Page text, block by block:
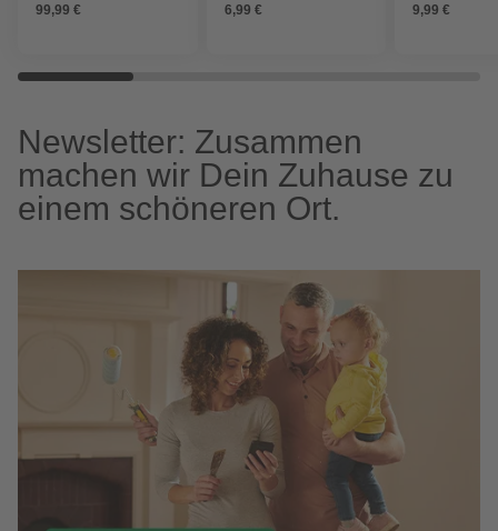
99,99 € 6,99 € 9,99 €
Newsletter: Zusammen
machen wir Dein Zuhause zu
einem schöneren Ort.